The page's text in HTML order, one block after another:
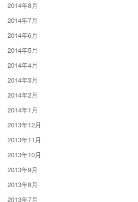
2014年8月
2014年7月
2014年6月
2014年5月
2014年4月
2014年3月
2014年2月
2014年1月
2013年12月
2013年11月
2013年10月
2013年9月
2013年8月
2013年7月